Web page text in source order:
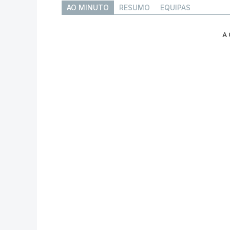
AO MINUTO RESUMO EQUIPAS
A